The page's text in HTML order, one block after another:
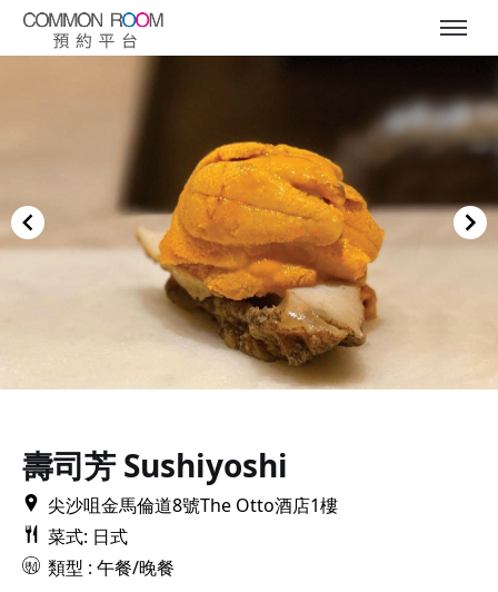
壽司芳 Sushiyoshi
尖沙咀金馬倫道8號The Otto酒店1樓
菜式: 日式
類型 : 午餐/晚餐